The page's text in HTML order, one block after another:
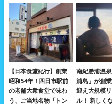
【日本食堂紀行】創業
昭和54年！四日市駅前
の老舗大衆食堂で味わ
う、ご当地名物「トン
南紀勝浦温
浦島」が創
迎え大規模
ル！ 新しく